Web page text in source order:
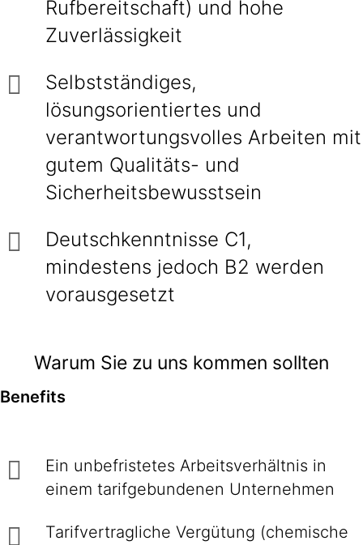
Rufbereitschaft) und hohe
Zuverlässigkeit
Selbstständiges,
lösungsorientiertes und
verantwortungsvolles Arbeiten mit
gutem Qualitäts- und
Sicherheitsbewusstsein
Deutschkenntnisse C1,
mindestens jedoch B2 werden
vorausgesetzt
Warum Sie zu uns kommen sollten
Benefits
Ein unbefristetes Arbeitsverhältnis in
einem tarifgebundenen Unternehmen
Tarifvertragliche Vergütung (chemische